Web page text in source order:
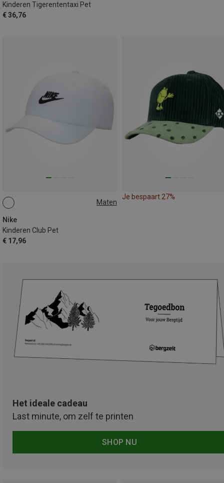
Kinderen Tigerententaxi Pet
€ 36,76
Maten
Nike
Kinderen Club Pet
€ 17,96
ONE SIZE
Je bespaart 27%
Het ideale cadeau
Last minute, om zelf te printen
SHOP NU